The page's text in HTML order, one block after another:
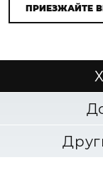
ПРИЕЗЖАЙТЕ